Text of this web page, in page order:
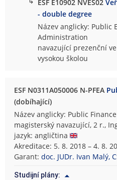
ESF E10902 NVES02
- double degree
Název anglicky: Public
Administration
navazující prezenční
vysokou školou
ESF N0311A050006 N-PFEA
(dobíhající)
Název anglicky: Public
magisterský navazující, 2 r.,
jazyk: angličtina
Akreditace: 5. 8. 2018 – 4. 8.
Garant:doc. JUDr. Ivan Malý,
Studijní plány: